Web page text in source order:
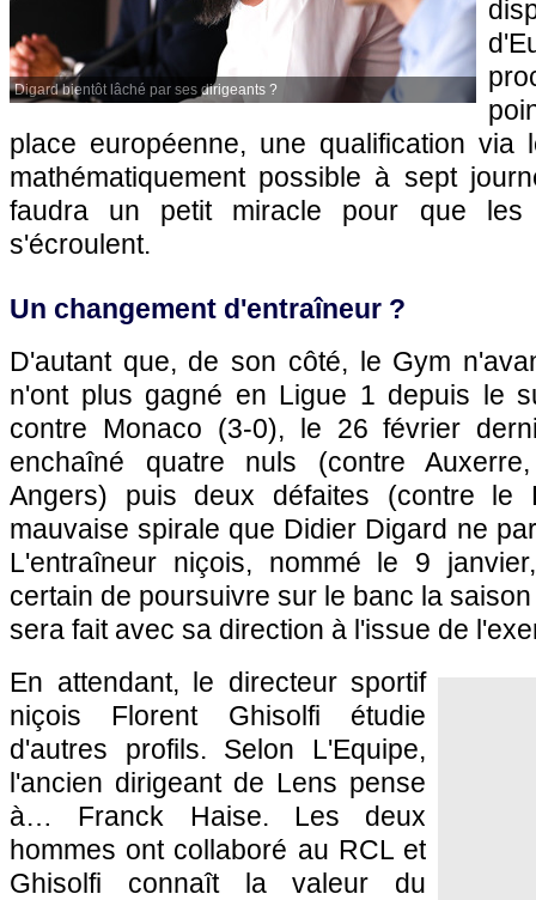
Digard bientôt lâché par ses dirigeants ?
place européenne, une qualification via
mathématiquement possible à sept
faudra un petit miracle pour que les
s'écroulent.
Un changement d'entraîneur ?
D'autant que, de son côté, le Gym
n'ont plus gagné en Ligue 1 depuis le
contre Monaco (3-0), le 26 février
enchaîné quatre nuls (contre
Angers) puis deux défaites (contre le
mauvaise spirale que Didier Digard ne
L'entraîneur niçois, nommé le 9
certain de poursuivre sur le banc la
sera fait avec sa direction à l'issue de
En attendant, le directeur sportif
niçois Florent Ghisolfi étudie
d'autres profils. Selon L'Equipe,
l'ancien dirigeant de Lens pense
à… Franck Haise. Les deux
hommes ont collaboré au RCL et
Ghisolfi connaît la valeur du